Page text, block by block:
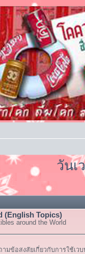
วันเ
(English Topics)
around the World
มข้อสงสัยเกี่ยวกับการใช้เว